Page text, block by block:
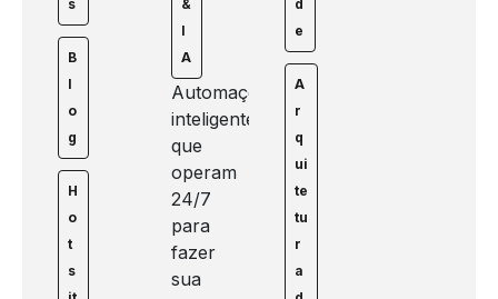
s
B
l
o
g
H
o
t
s
&
I
A
Automações
inteligentes
que
operam
24/7
para
fazer
sua
d
e
A
r
q
ui
te
tu
r
a